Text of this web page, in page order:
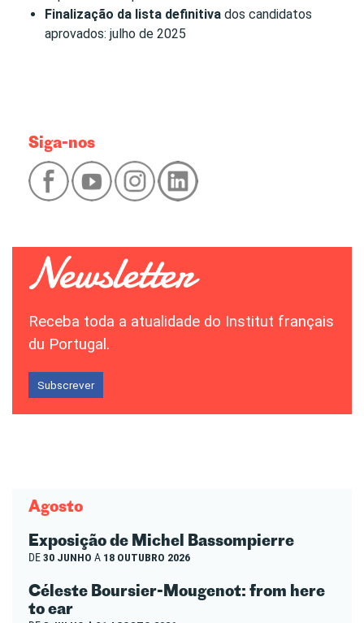
Finalização da lista definitiva dos candidatos
aprovados: julho de 2025
Siga-nos
Receba toda a atualidade do Institut français
du Portugal.
Subscrever
Agosto
Exposição de Michel Bassompierre
DE30 JUNHO A 18 OUTUBRO 2026
Céleste Boursier-Mougenot: from here
to ear